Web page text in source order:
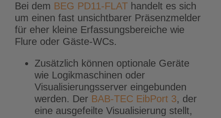
Bei dem BEG PD11-FLAT handelt es sich
um einen fast unsichtbarer Präsenzmelder
für eher kleine Erfassungsbereiche wie
Flure oder Gäste-WCs.
Zusätzlich können optionale Geräte
wie Logikmaschinen oder
Visualisierungsserver eingebunden
werden. Der BAB-TEC EibPort 3, der
eine ausgefeilte Visualisierung stellt,